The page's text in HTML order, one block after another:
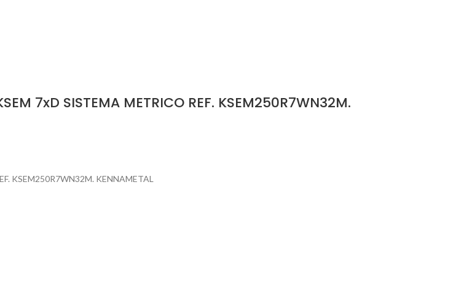
7xD SISTEMA METRICO REF. KSEM250R7WN32M.
KSEM250R7WN32M. KENNAMETAL